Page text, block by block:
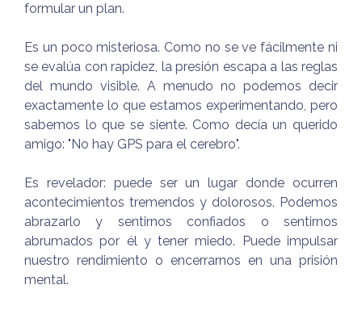
formular un plan.
Es un poco misteriosa. Como no se ve fácilmente ni
se evalúa con rapidez, la presión escapa a las reglas
del mundo visible. A menudo no podemos decir
exactamente lo que estamos experimentando, pero
sabemos lo que se siente. Como decía un querido
amigo: "No hay GPS para el cerebro".
Es revelador: puede ser un lugar donde ocurren
acontecimientos tremendos y dolorosos. Podemos
abrazarlo y sentirnos confiados o sentirnos
abrumados por él y tener miedo. Puede impulsar
nuestro rendimiento o encerrarnos en una prisión
mental.